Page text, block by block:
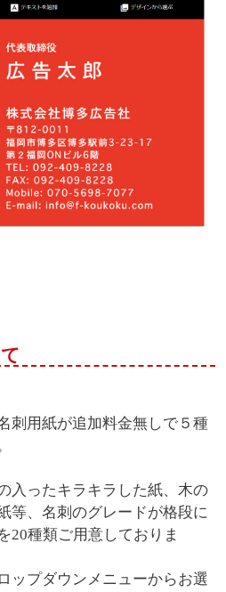
刺用紙が追加料金無しで５種
入ったキラキラした紙、木の
等、名刺のグレードが格段に
20種類ご用意しておりま
ップダウンメニューからお選